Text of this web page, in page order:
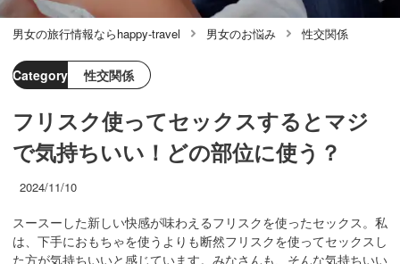
男女の旅行情報ならhappy-travel 男女のお悩み 性交関係
Category 性交関係
フリスク使ってセックスするとマジ
で気持ちいい！どの部位に使う？
2024/11/10
スースーした新しい快感が味わえるフリスクを使ったセックス。私
は、下手におもちゃを使うよりも断然フリスクを使ってセックスし
た方が気持ちいいと感じています。みなさんも、そんな気持ちいい